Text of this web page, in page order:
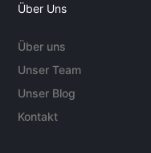
Über Uns
Über uns
Unser Team
Unser Blog
Kontakt